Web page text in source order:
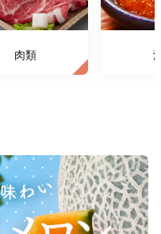
肉類